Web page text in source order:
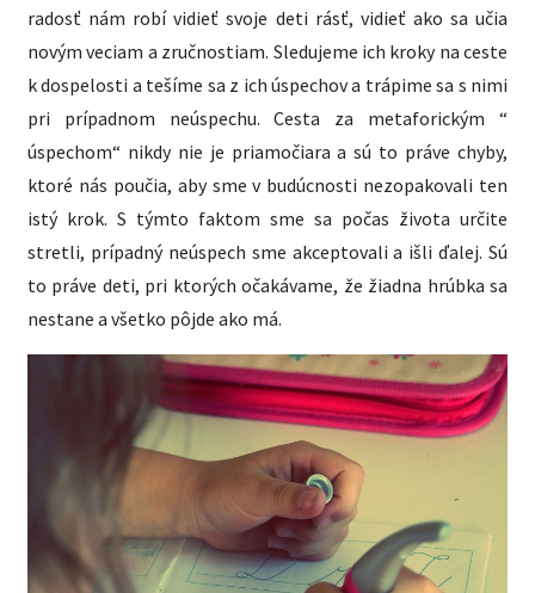
radosť nám robí vidieť svoje deti rásť, vidieť ako sa učia
novým veciam a zručnostiam. Sledujeme ich kroky na ceste
k dospelosti a tešíme sa z ich úspechov a trápime sa s nimi
pri prípadnom neúspechu. Cesta za metaforickým “
úspechom“ nikdy nie je priamočiara a sú to práve chyby,
ktoré nás poučia, aby sme v budúcnosti nezopakovali ten
istý krok. S týmto faktom sme sa počas života určite
stretli, prípadný neúspech sme akceptovali a išli ďalej. Sú
to práve deti, pri ktorých očakávame, že žiadna hrúbka sa
nestane a všetko pôjde ako má.